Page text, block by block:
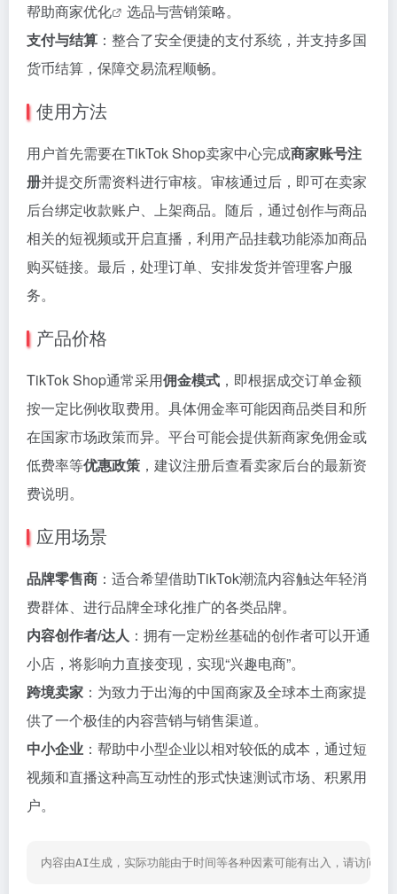
帮助商家优化
选品与营销策略。
支付与结算 ：整合了安全便捷的支付系统，并支持多国
货币结算，保障交易流程顺畅。
使用方法
用户首先需要在TikTok Shop卖家中心完成商家账号注
册并提交所需资料进行审核。审核通过后，即可在卖家
后台绑定收款账户、上架商品。随后，通过创作与商品
相关的短视频或开启直播，利用产品挂载功能添加商品
购买链接。最后，处理订单、安排发货并管理客户服
务。
产品价格
TikTok Shop通常采用佣金模式 ，即根据成交订单金额
按一定比例收取费用。具体佣金率可能因商品类目和所
在国家市场政策而异。平台可能会提供新商家免佣金或
低费率等优惠政策 ，建议注册后查看卖家后台的最新资
费说明。
应用场景
品牌零售商 ：适合希望借助TikTok潮流内容触达年轻消
费群体、进行品牌全球化推广的各类品牌。
内容创作者/达人 ：拥有一定粉丝基础的创作者可以开通
小店，将影响力直接变现，实现“兴趣电商”。
跨境卖家 ：为致力于出海的中国商家及全球本土商家提
供了一个极佳的内容营销与销售渠道。
中小企业 ：帮助中小型企业以相对较低的成本，通过短
视频和直播这种高互动性的形式快速测试市场、积累用
户。
内容由AI生成，实际功能由于时间等各种因素可能有出入，请访问网